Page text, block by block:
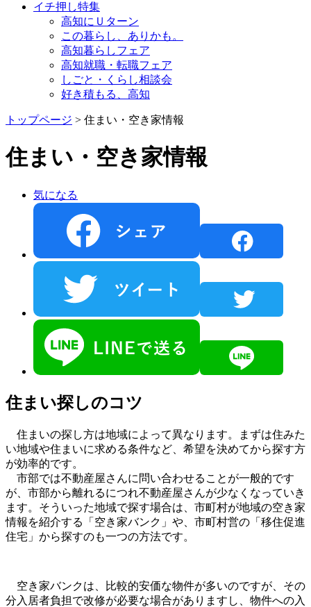
イチ押し特集
高知にＵターン
この暮らし、ありかも。
高知暮らしフェア
高知就職・転職フェア
しごと・くらし相談会
好き積もる、高知
トップページ > 住まい・空き家情報
住まい・空き家情報
気になる
住まい探しのコツ
住まいの探し方は地域によって異なります。まずは住みた
い地域や住まいに求める条件など、希望を決めてから探す方
が効率的です。
市部では不動産屋さんに問い合わせることが一般的です
が、市部から離れるにつれ不動産屋さんが少なくなっていき
ます。そういった地域で探す場合は、市町村が地域の空き家
情報を紹介する「空き家バンク」や、市町村営の「移住促進
住宅」から探すのも一つの方法です。
空き家バンクは、比較的安価な物件が多いのですが、その
分入居者負担で改修が必要な場合がありますし、物件への入